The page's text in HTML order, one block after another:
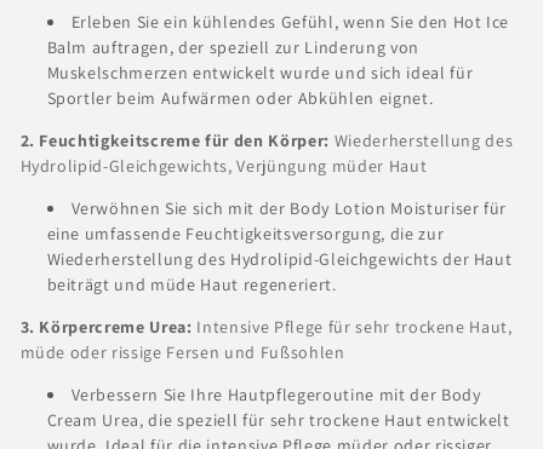
Erleben Sie ein kühlendes Gefühl, wenn Sie den Hot Ice
Balm auftragen, der speziell zur Linderung von
Muskelschmerzen entwickelt wurde und sich ideal für
Sportler beim Aufwärmen oder Abkühlen eignet.
2. Feuchtigkeitscreme für den Körper: Wiederherstellung des
Hydrolipid-Gleichgewichts, Verjüngung müder Haut
Verwöhnen Sie sich mit der Body Lotion Moisturiser für
eine umfassende Feuchtigkeitsversorgung, die zur
Wiederherstellung des Hydrolipid-Gleichgewichts der Haut
beiträgt und müde Haut regeneriert.
3. Körpercreme Urea: Intensive Pflege für sehr trockene Haut,
müde oder rissige Fersen und Fußsohlen
Verbessern Sie Ihre Hautpflegeroutine mit der Body
Cream Urea, die speziell für sehr trockene Haut entwickelt